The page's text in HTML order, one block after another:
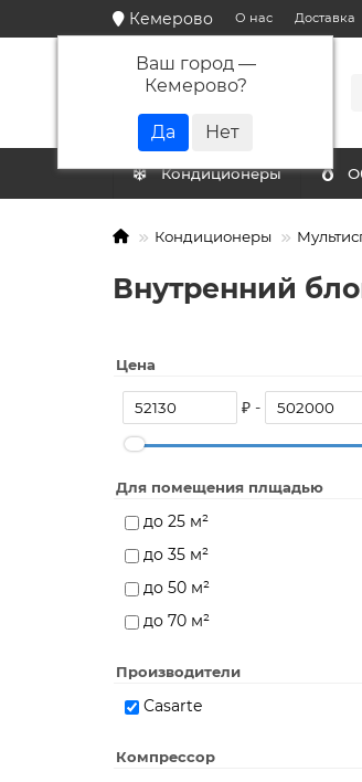
Кемерово
Ваш город —
Кемерово?
О нас Доставка
КАТАЛОГ
Кондиционеры
Кондиционеры
Внутренний
Цена
₽ -
Для помещения плщадью
до 25 м²
до 35 м²
до 50 м²
до 70 м²
Производители
Casarte
Компрессор